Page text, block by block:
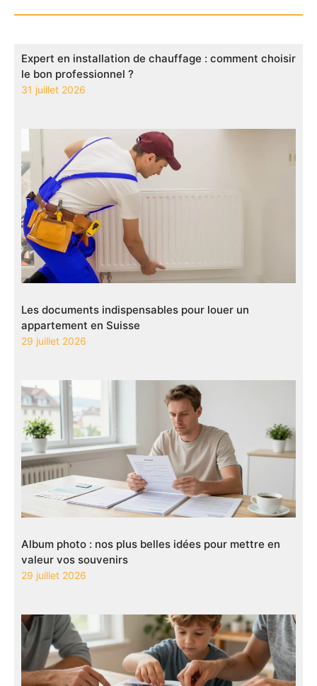
Expert en installation de chauffage : comment choisir
le bon professionnel ?
31 juillet 2026
Les documents indispensables pour louer un
appartement en Suisse
29 juillet 2026
Album photo : nos plus belles idées pour mettre en
valeur vos souvenirs
29 juillet 2026